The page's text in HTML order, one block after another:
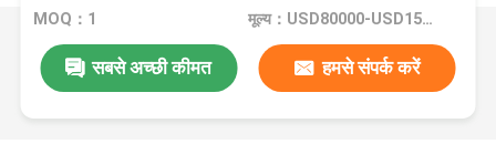
MOQ：1 मूल्य：USD80000-USD150000
सबसे अच्छी कीमत हमसे संपर्क करें